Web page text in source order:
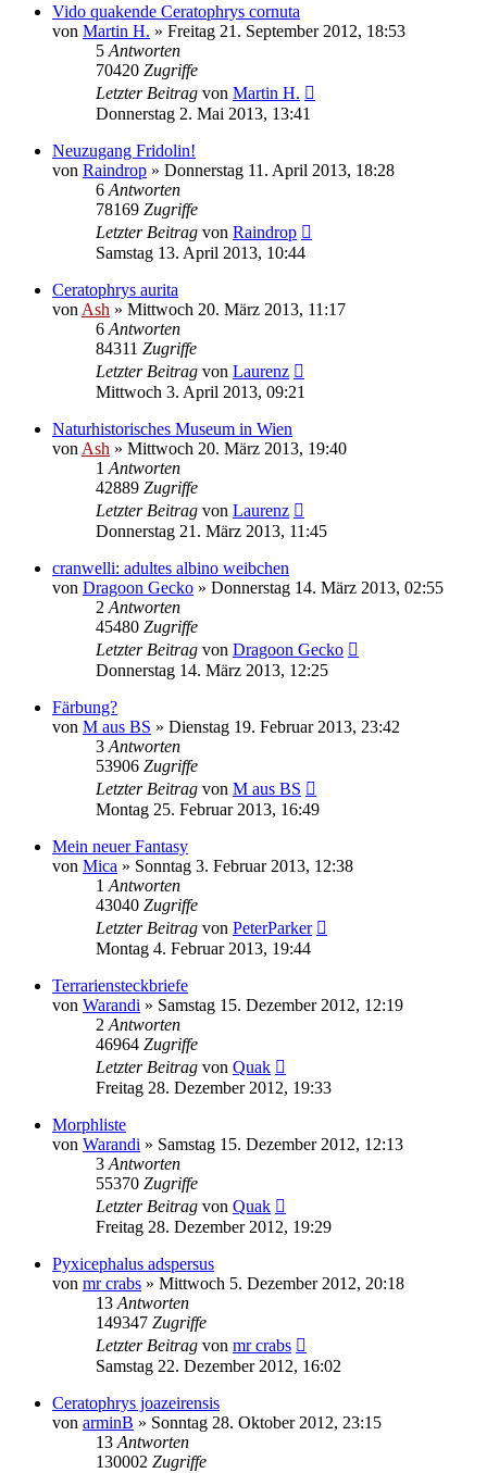
Vido quakende Ceratophrys cornuta
von Martin H. » Freitag 21. September 2012, 18:53
5 Antworten
70420 Zugriffe
Letzter Beitrag von Martin H.
Donnerstag 2. Mai 2013, 13:41
Neuzugang Fridolin!
von Raindrop » Donnerstag 11. April 2013, 18:28
6 Antworten
78169 Zugriffe
Letzter Beitrag von Raindrop
Samstag 13. April 2013, 10:44
Ceratophrys aurita
von Ash » Mittwoch 20. März 2013, 11:17
6 Antworten
84311 Zugriffe
Letzter Beitrag von Laurenz
Mittwoch 3. April 2013, 09:21
Naturhistorisches Museum in Wien
von Ash » Mittwoch 20. März 2013, 19:40
1 Antworten
42889 Zugriffe
Letzter Beitrag von Laurenz
Donnerstag 21. März 2013, 11:45
cranwelli: adultes albino weibchen
von Dragoon Gecko » Donnerstag 14. März 2013, 02:55
2 Antworten
45480 Zugriffe
Letzter Beitrag von Dragoon Gecko
Donnerstag 14. März 2013, 12:25
Färbung?
von M aus BS » Dienstag 19. Februar 2013, 23:42
3 Antworten
53906 Zugriffe
Letzter Beitrag von M aus BS
Montag 25. Februar 2013, 16:49
Mein neuer Fantasy
von Mica » Sonntag 3. Februar 2013, 12:38
1 Antworten
43040 Zugriffe
Letzter Beitrag von PeterParker
Montag 4. Februar 2013, 19:44
Terrariensteckbriefe
von Warandi » Samstag 15. Dezember 2012, 12:19
2 Antworten
46964 Zugriffe
Letzter Beitrag von Quak
Freitag 28. Dezember 2012, 19:33
Morphliste
von Warandi » Samstag 15. Dezember 2012, 12:13
3 Antworten
55370 Zugriffe
Letzter Beitrag von Quak
Freitag 28. Dezember 2012, 19:29
Pyxicephalus adspersus
von mr crabs » Mittwoch 5. Dezember 2012, 20:18
13 Antworten
149347 Zugriffe
Letzter Beitrag von mr crabs
Samstag 22. Dezember 2012, 16:02
Ceratophrys joazeirensis
von arminB » Sonntag 28. Oktober 2012, 23:15
13 Antworten
130002 Zugriffe